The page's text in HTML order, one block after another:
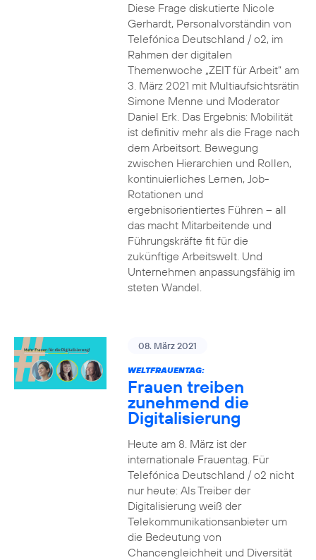
Diese Frage diskutierte Nicole
Gerhardt, Personalvorständin von
Telefónica Deutschland / o2, im
Rahmen der digitalen
Themenwoche „ZEIT für Arbeit“ am
3. März 2021 mit Multiaufsichtsrätin
Simone Menne und Moderator
Daniel Erk. Das Ergebnis: Mobilität
ist definitiv mehr als die Frage nach
dem Arbeitsort. Bewegung
zwischen Hierarchien und Rollen,
kontinuierliches Lernen, Job-
Rotationen und
ergebnisorientiertes Führen – all
das macht Mitarbeitende und
Führungskräfte fit für die
zukünftige Arbeitswelt. Und
Unternehmen anpassungsfähig im
steten Wandel.
08. März 2021
WELTFRAUENTAG:
Frauen treiben
zunehmend die
Digitalisierung
Heute am 8. März ist der
internationale Frauentag. Für
Telefónica Deutschland / o2 nicht
nur heute: Als Treiber der
Digitalisierung weiß der
Telekommunikationsanbieter um
die Bedeutung von
Chancengleichheit und Diversität